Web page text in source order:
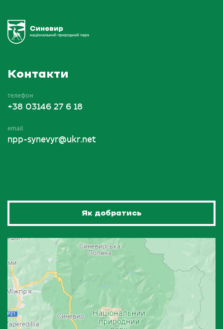
Контакти
телефон
+38 03146 27 6 18
email
npp-synevyr@ukr.net
Як добратись